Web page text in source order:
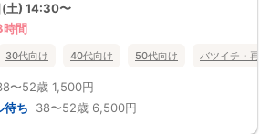
土) 14:30〜
間
30代向け 40代向け 50代向け バツイチ・再婚
〜52歳 1,500円
待ち 38〜52歳 6,500円